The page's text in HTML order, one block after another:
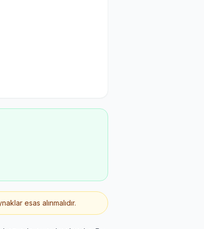
esas alınmalıdır.